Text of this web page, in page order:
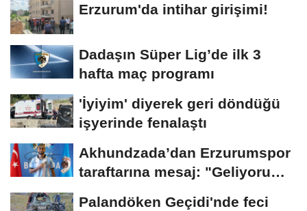
Erzurum'da intihar girişimi!
Dadaşın Süper Lig’de ilk 3
hafta maç programı
'İyiyim' diyerek geri döndüğü
işyerinde fenalaştı
Akhundzada’dan Erzurumspor
taraftarına mesaj: "Geliyorum
Palandöken Geçidi'nde feci